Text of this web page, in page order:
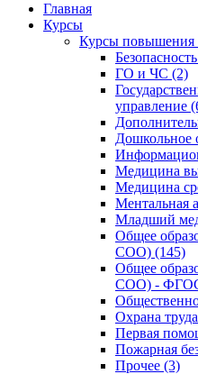
Главная
Курсы
Курсы повышения
ГО и ЧС (2)
управление
Медицина
Медицина
Ментальная
Младший
Общее
СОО) (145)
Общее
СОО) - ФГОС
Охрана
Первая
Пожарная
Прочее (3)